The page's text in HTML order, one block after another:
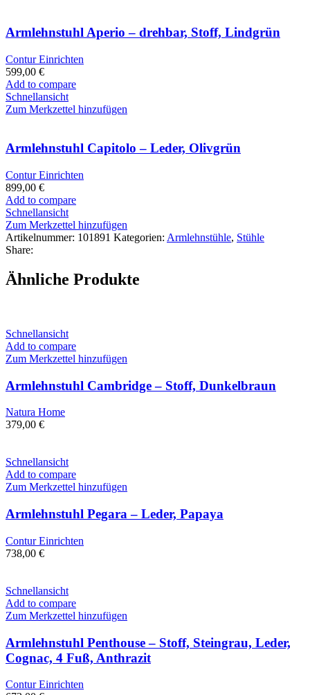
Armlehnstuhl Aperio – drehbar, Stoff, Lindgrün
Contur Einrichten
599,00 €
Add to compare
Schnellansicht
Zum Merkzettel hinzufügen
Armlehnstuhl Capitolo – Leder, Olivgrün
Contur Einrichten
899,00 €
Add to compare
Schnellansicht
Zum Merkzettel hinzufügen
Artikelnummer: 101891 Kategorien: Armlehnstühle, Stühle
Share:
Ähnliche Produkte
Schnellansicht
Add to compare
Zum Merkzettel hinzufügen
Armlehnstuhl Cambridge – Stoff, Dunkelbraun
Natura Home
379,00 €
Schnellansicht
Add to compare
Zum Merkzettel hinzufügen
Armlehnstuhl Pegara – Leder, Papaya
Contur Einrichten
738,00 €
Schnellansicht
Add to compare
Zum Merkzettel hinzufügen
Armlehnstuhl Penthouse – Stoff, Steingrau, Leder,
Cognac, 4 Fuß, Anthrazit
Contur Einrichten